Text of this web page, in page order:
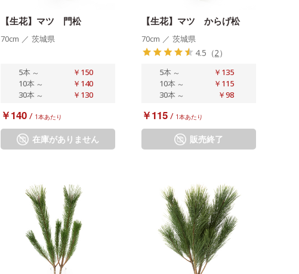
【生花】マツ 門松
70cm ／ 茨城県
5本 ～
￥150
10本 ～
￥140
30本 ～ ￥130
￥140 / 1本あたり
在庫がありません
【生花】マツ からげ松
70cm ／ 茨城県
4.5 （2）
5本 ～
￥135
10本 ～
￥115
30本 ～ ￥98
￥115 / 1本あたり
販売終了